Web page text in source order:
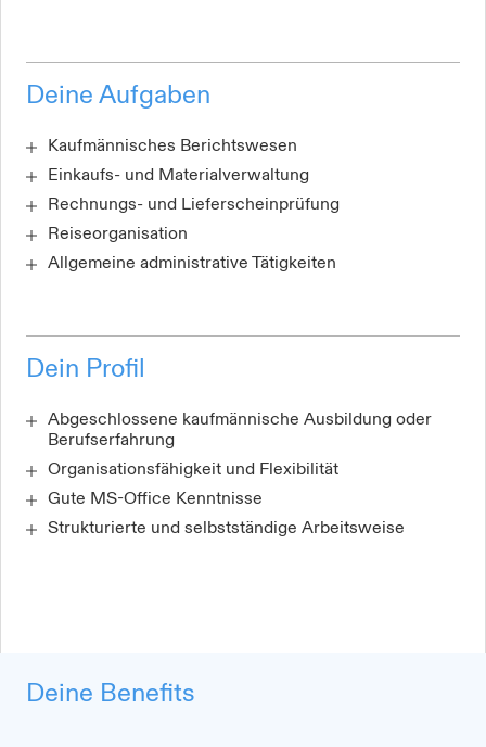
Deine Aufgaben
Kaufmännisches Berichtswesen
Einkaufs- und Materialverwaltung
Rechnungs- und Lieferscheinprüfung
Reiseorganisation
Allgemeine administrative Tätigkeiten
Dein Profil
Abgeschlossene kaufmännische Ausbildung oder
Berufserfahrung
Organisationsfähigkeit und Flexibilität
Gute MS-Office Kenntnisse
Strukturierte und selbstständige Arbeitsweise
Deine Benefits